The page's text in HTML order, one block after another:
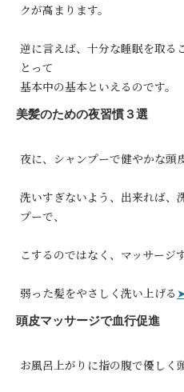
クが高まります。
逆に言えば、十分な睡眠を取る
とって
基本中の基本といえるのです。
美髪のための夜習慣３選
夜に、シャンプーで健やかな頭
洗いすぎないよう、出来れば、
プーで、
こするのではなく、マッサージ
弱った髪をやさしく洗い上げる
頭皮マッサージで血行促進
お風呂上がりに指の腹で優しく